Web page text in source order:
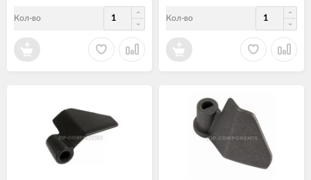
Кол-во Кол-во